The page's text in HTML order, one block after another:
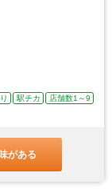
駅チカ
店舗数1～9
がある